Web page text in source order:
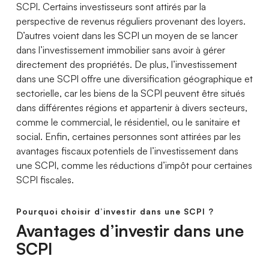
SCPI. Certains investisseurs sont attirés par la
perspective de revenus réguliers provenant des loyers.
D’autres voient dans les SCPI un moyen de se lancer
dans l’investissement immobilier sans avoir à gérer
directement des propriétés. De plus, l’investissement
dans une SCPI offre une diversification géographique et
sectorielle, car les biens de la SCPI peuvent être situés
dans différentes régions et appartenir à divers secteurs,
comme le commercial, le résidentiel, ou le sanitaire et
social. Enfin, certaines personnes sont attirées par les
avantages fiscaux potentiels de l’investissement dans
une SCPI, comme les réductions d’impôt pour certaines
SCPI fiscales.
Pourquoi choisir d’investir dans une SCPI ?
Avantages d’investir dans une
SCPI